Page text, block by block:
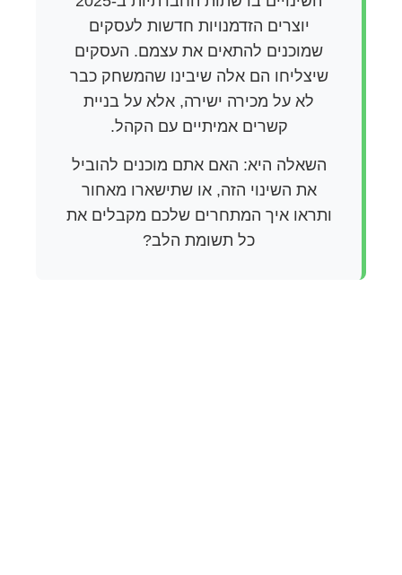
יוצרים הזדמנויות חדשות לעסקים
שמוכנים להתאים את עצמם. העסקים
שיצליחו הם אלה שיבינו שהמשחק כבר
לא על מכירה ישירה, אלא על בניית
קשרים אמיתיים עם הקהל.
השאלה היא: האם אתם מוכנים להוביל
את השינוי הזה, או שתישארו מאחור
ותראו איך המתחרים שלכם מקבלים את
כל תשומת הלב?